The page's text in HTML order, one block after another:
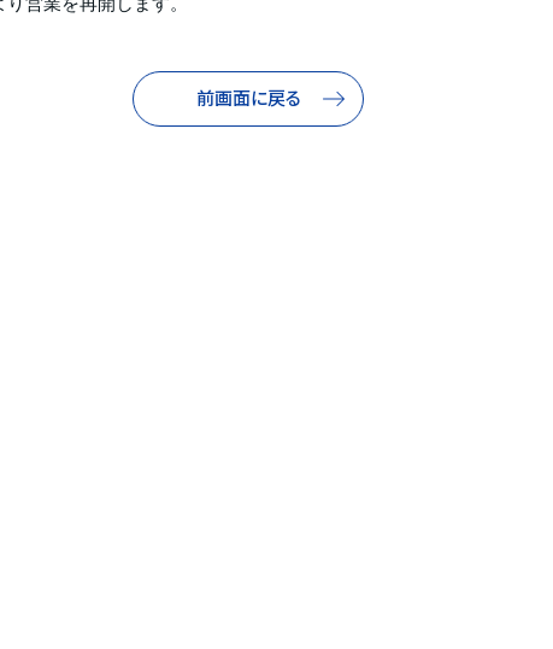
前画面に戻る